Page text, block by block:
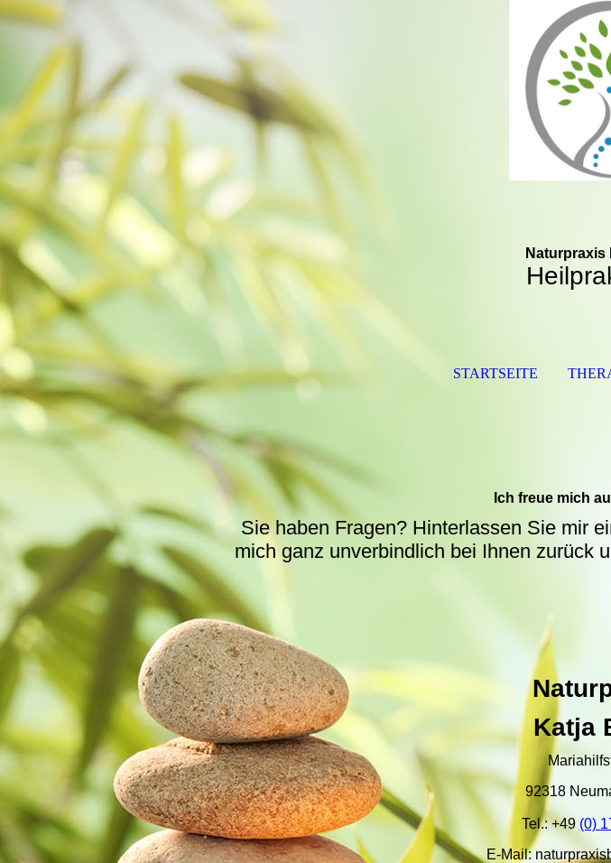
Naturpraxis
STARTSEITE
Ich freue mich
Sie haben Fragen? Hinterlassen Sie mir
mich ganz unverbindlich bei Ihnen zurück
Katja
92318
Tel.: +49 (0)
E-Mail: